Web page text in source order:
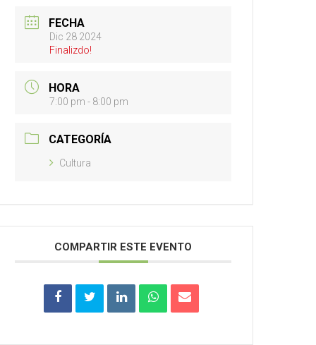
FECHA
Dic 28 2024
Finalizdo!
HORA
7:00 pm - 8:00 pm
CATEGORÍA
Cultura
COMPARTIR ESTE EVENTO